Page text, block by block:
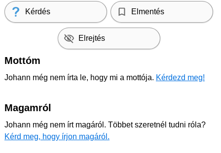
Kérdés Elmentés
Elrejtés
Mottóm
Johann még nem írta le, hogy mi a mottója. Kérdezd meg!
Magamról
Johann még nem írt magáról. Többet szeretnél tudni róla?
Kérd meg, hogy írjon magáról.